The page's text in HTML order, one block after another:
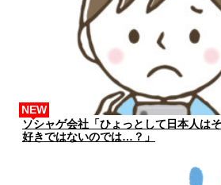
ソシャゲ会社「ひょっとして日本人は
好きではないのでは…？」
NEW